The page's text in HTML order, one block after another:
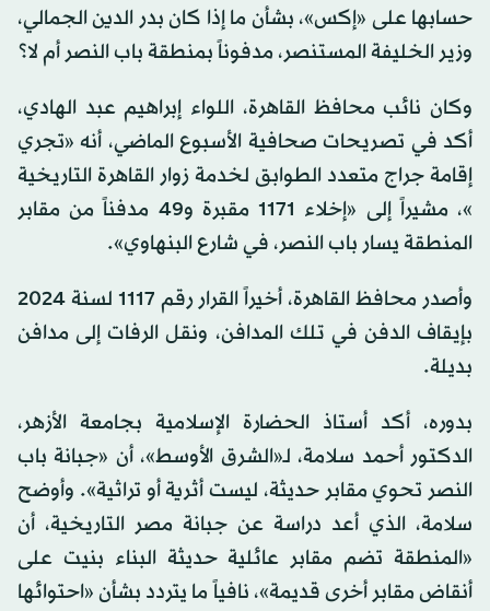
حسابها على «إكس»، بشأن ما إذا كان بدر الدين الجمالي،
وزير الخليفة المستنصر، مدفوناً بمنطقة باب النصر أم لا؟
وكان نائب محافظ القاهرة، اللواء إبراهيم عبد الهادي،
أكد في تصريحات صحافية الأسبوع الماضي، أنه «تجري
إقامة جراج متعدد الطوابق لخدمة زوار القاهرة التاريخية
»، مشيراً إلى «إخلاء 1171 مقبرة و49 مدفناً من مقابر
المنطقة يسار باب النصر، في شارع البنهاوي».
وأصدر محافظ القاهرة، أخيراً القرار رقم 1117 لسنة 2024
بإيقاف الدفن في تلك المدافن، ونقل الرفات إلى مدافن
بديلة.
بدوره، أكد أستاذ الحضارة الإسلامية بجامعة الأزهر،
الدكتور أحمد سلامة، لـ«الشرق الأوسط»، أن «جبانة باب
النصر تحوي مقابر حديثة، ليست أثرية أو تراثية». وأوضح
سلامة، الذي أعد دراسة عن جبانة مصر التاريخية، أن
«المنطقة تضم مقابر عائلية حديثة البناء بنيت على
أنقاض مقابر أخرى قديمة»، نافياً ما يتردد بشأن «احتوائها